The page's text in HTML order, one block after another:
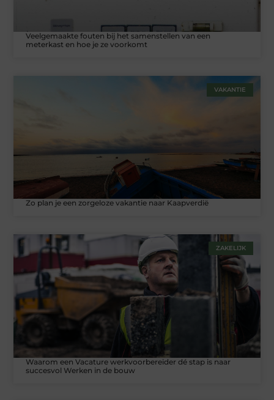
Veelgemaakte fouten bij het samenstellen van een
meterkast en hoe je ze voorkomt
VAKANTIE
Zo plan je een zorgeloze vakantie naar Kaapverdië
ZAKELIJK
Waarom een Vacature werkvoorbereider dé stap is naar
succesvol Werken in de bouw